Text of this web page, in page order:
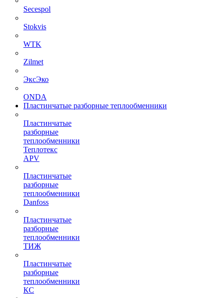
Secespol
Stokvis
WTK
Zilmet
ЭксЭко
ONDA
Пластинчатые разборные теплообменники
Пластинчатые
разборные
теплообменники
Теплотекс
APV
Пластинчатые
разборные
теплообменники
Danfoss
Пластинчатые
разборные
теплообменники
ТИЖ
Пластинчатые
разборные
теплообменники
КC